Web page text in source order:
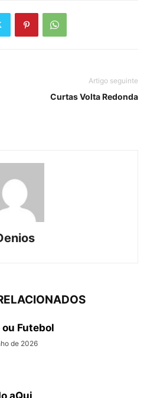
Artigo seguinte
Curtas Volta Redonda
ou Futebol
de 2026
aQui